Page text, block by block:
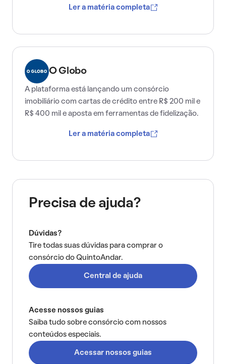
Ler a matéria completa
O Globo
A plataforma está lançando um consórcio
imobiliário com cartas de crédito entre R$ 200 mil e
R$ 400 mil e aposta em ferramentas de fidelização.
Ler a matéria completa
Precisa de ajuda?
Dúvidas?
Tire todas suas dúvidas para comprar o
consórcio do QuintoAndar.
Central de ajuda
Acesse nossos guias
Saiba tudo sobre consórcio com nossos
conteúdos especiais.
Acessar nossos guias